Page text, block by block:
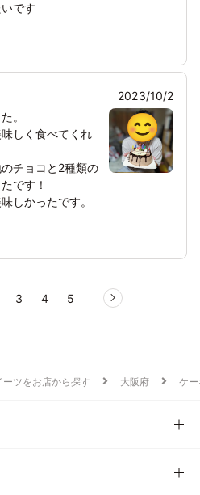
です
2023/10/2
。
しく食べてくれ
チョコと2種類の
です！
しかったです。
3 4 5
ツをお店から探す 大阪府 ケ